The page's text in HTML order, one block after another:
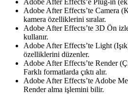
Adobe After Effects’te Camera
kamera özelliklerini sıralar.
Adobe After Effects’te 3D Ön
kullanır.
Adobe After Effects’te Light (Işık)
özelliklerini düzenler.
Adobe After Effects’te Render
Farklı formatlarda çıktı alır.
Adobe After Effects’te Adobe
Render alma işlemini bilir.